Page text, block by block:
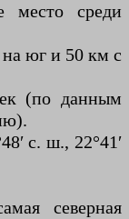
место среди
юг и 50 км с
(по данным
с. ш., 22°41′
северная